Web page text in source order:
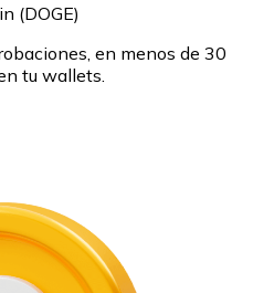
(DOGE)
en menos de 30
tu wallets.